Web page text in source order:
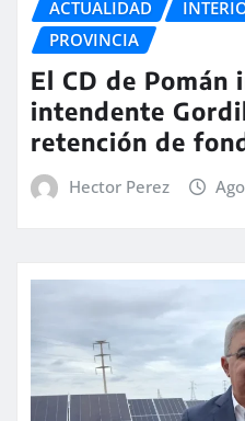
ACTUALIDAD
PROVINCIA
El CD de Pomán
intendente
retención de
Hector Perez